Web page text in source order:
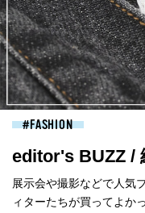
FASHION
editor's BUZZ /
展示会や撮影などで人気
ィターたちが買ってよか